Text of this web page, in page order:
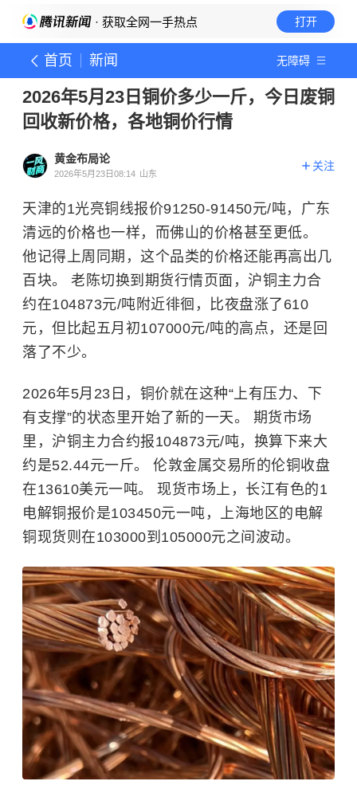
· 获取全网一手热点 打开
首页 新闻 无障碍
2026年5月23日铜价多少一斤，今日废铜
回收新价格，各地铜价行情
黄金布局论
2026年5月23日08:14 山东
关注
天津的1光亮铜线报价91250-91450元/吨，广东
清远的价格也一样，而佛山的价格甚至更低。
他记得上周同期，这个品类的价格还能再高出几
百块。 老陈切换到期货行情页面，沪铜主力合
约在104873元/吨附近徘徊，比夜盘涨了610
元，但比起五月初107000元/吨的高点，还是回
落了不少。
2026年5月23日，铜价就在这种“上有压力、下
有支撑”的状态里开始了新的一天。 期货市场
里，沪铜主力合约报104873元/吨，换算下来大
约是52.44元一斤。 伦敦金属交易所的伦铜收盘
在13610美元一吨。 现货市场上，长江有色的1
电解铜报价是103450元一吨，上海地区的电解
铜现货则在103000到105000元之间波动。